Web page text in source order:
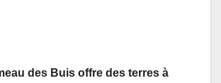
des Buis offre des terres à